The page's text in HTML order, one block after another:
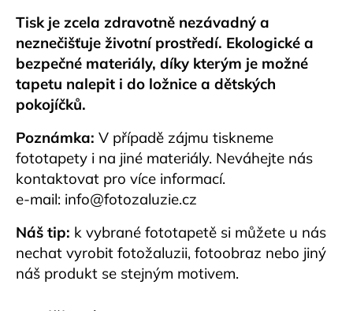
Tisk je zcela zdravotně nezávadný a
neznečišťuje životní prostředí. Ekologické a
bezpečné materiály, díky kterým je možné
tapetu nalepit i do ložnice a dětských
pokojíčků.
Poznámka: V případě zájmu tiskneme
fototapety i na jiné materiály. Neváhejte nás
kontaktovat pro více informací.
e-mail: info@fotozaluzie.cz
Náš tip: k vybrané fototapetě si můžete u nás
nechat vyrobit fotožaluzii, fotoobraz nebo jiný
náš produkt se stejným motivem.